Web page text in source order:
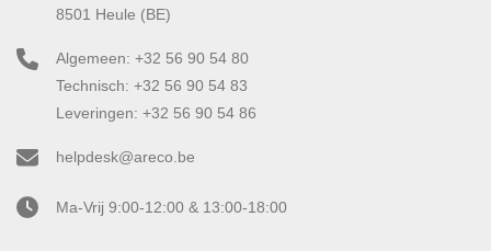
8501 Heule (BE)
Algemeen: +32 56 90 54 80
Technisch: +32 56 90 54 83
Leveringen: +32 56 90 54 86
helpdesk@areco.be
Ma-Vrij 9:00-12:00 & 13:00-18:00